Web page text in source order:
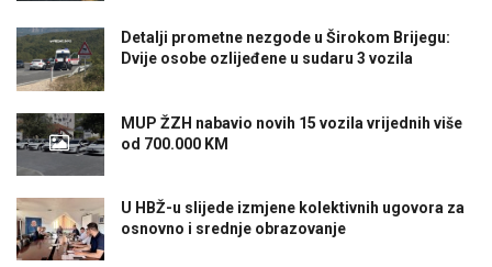
Detalji prometne nezgode u Širokom Brijegu:
Dvije osobe ozlijeđene u sudaru 3 vozila
MUP ŽZH nabavio novih 15 vozila vrijednih više
od 700.000 KM
U HBŽ-u slijede izmjene kolektivnih ugovora za
osnovno i srednje obrazovanje